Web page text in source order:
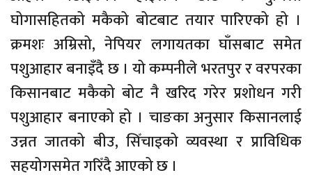
घोगासहितको मकैको बोटबाट तयार पारिएको हो ।
क्रमशः अम्रिसो, नेपियर लगायतका घाँसबाट समेत
पशुआहार बनाइँदै छ । यो कम्पनीले भरतपुर र वरपरका
किसानबाट मकैको बोट नै खरिद गरेर प्रशोधन गरी
पशुआहार बनाएको हो । चाङका अनुसार किसानलाई
उन्नत जातको बीउ, सिँचाइको व्यवस्था र प्राविधिक
सहयोगसमेत गरिँदै आएको छ ।